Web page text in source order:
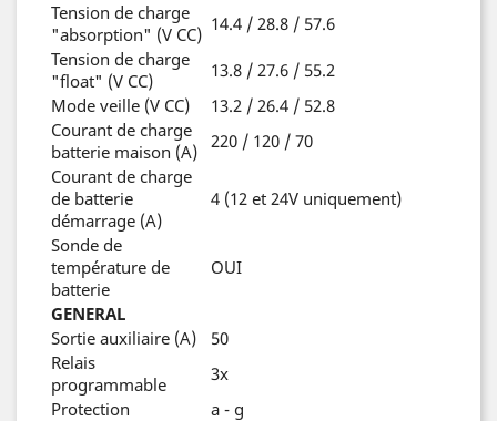
Tension de charge
"absorption" (V CC) 14.4 / 28.8 / 57.6
Tension de charge
"float" (V CC)
13.8 / 27.6 / 55.2
Mode veille (V CC)
13.2 / 26.4 / 52.8
Courant de charge
batterie maison (A) 220 / 120 / 70
Courant de charge
de batterie
démarrage (A)
4 (12 et 24V uniquement)
Sonde de
température de
batterie
OUI
GENERAL
Sortie auxiliaire (A)
50
Relais
programmable
3x
Protection
a - g